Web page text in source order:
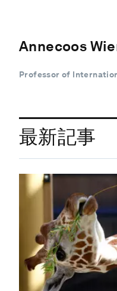
Annecoos
Professor of
最新記事